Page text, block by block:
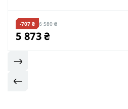
-707 ₴ 6 580 ₴
5 873 ₴